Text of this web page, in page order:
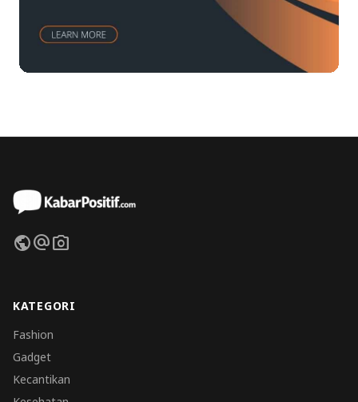
publicalternate_emailphoto_camera
KATEGORI
Fashion
Gadget
Kecantikan